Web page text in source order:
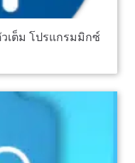
วเต็ม โปรแกรมมิกซ์